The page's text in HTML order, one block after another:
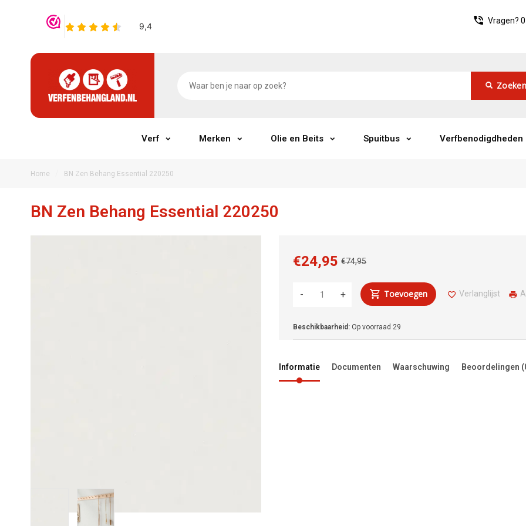
Vragen?
Zoeken
Verf Merken Olie en Beits Spuitbus Verfbenodigdheden
Home BN Zen Behang Essential 220250
BN Zen Behang Essential 220250
€74,95
€24,95
+
- Toevoegen Verlanglijst
Beschikbaarheid: Op voorraad 29
Informatie Documenten Waarschuwing Beoordelingen